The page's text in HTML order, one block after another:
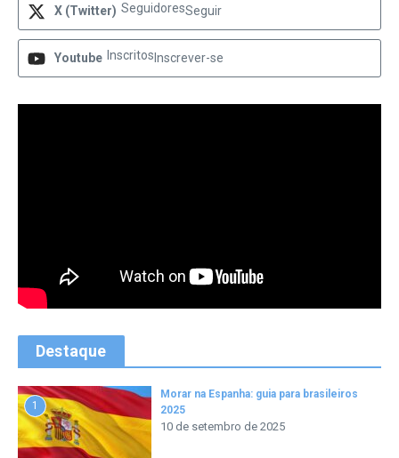
X (Twitter) SeguidoresSeguir
Youtube Inscritos Inscrever-se
Destaque
1
Morar na Espanha: guia para brasileiros
2025
10 de setembro de 2025